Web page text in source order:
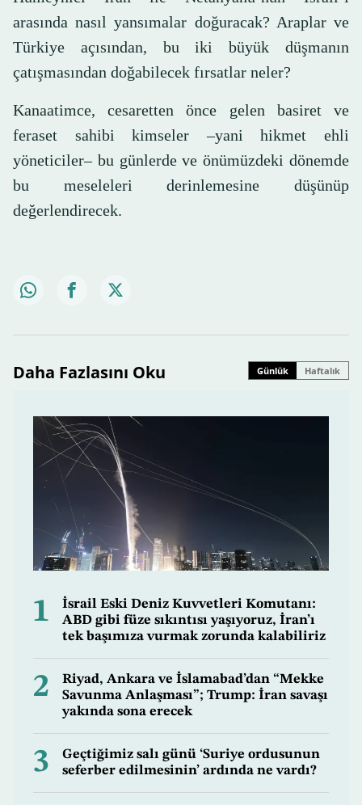
arasında nasıl yansımalar doğuracak? Araplar ve
Türkiye açısından, bu iki büyük düşmanın
çatışmasından doğabilecek fırsatlar neler?
Kanaatimce, cesaretten önce gelen basiret ve
feraset sahibi kimseler –yani hikmet ehli
yöneticiler– bu günlerde ve önümüzdeki dönemde
bu meseleleri derinlemesine düşünüp
değerlendirecek.
Daha Fazlasını Oku Günlük Haftalık
1
İsrail Eski Deniz Kuvvetleri Komutanı:
ABD gibi füze sıkıntısı yaşıyoruz, İran’ı
tek başımıza vurmak zorunda kalabiliriz
2
Riyad, Ankara ve İslamabad’dan “Mekke
Savunma Anlaşması”; Trump: İran savaşı
yakında sona erecek
3
Geçtiğimiz salı günü ‘Suriye ordusunun
seferber edilmesinin’ ardında ne vardı?